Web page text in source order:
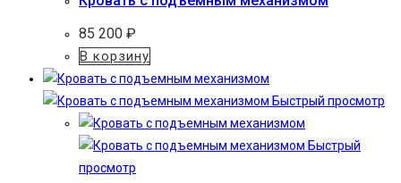
85 200 ₽
В корзину
Быстрый просмотр
Быстрый
просмотр